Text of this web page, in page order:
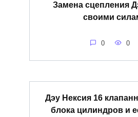
Замена сцепления
своими
0 0
Дэу Нексия 16
блока цилиндров и